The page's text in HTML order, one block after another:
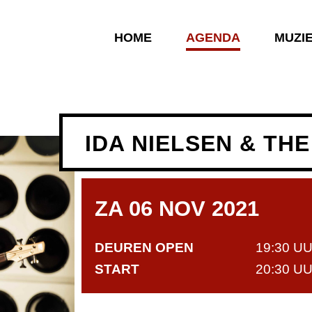
HOME AGENDA
IDA NIELSEN &
ZA 06 NOV 2021
DEUREN OPEN
19:30
START
20:30